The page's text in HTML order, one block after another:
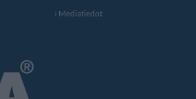
Mediatiedot